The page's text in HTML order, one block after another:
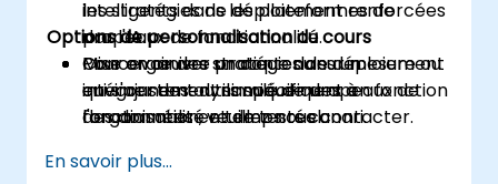
intelligents dans les plateformes de
drapeaux de fonctionnalité.
Concevoir des stratégies de déploiement
qui s'ajustent dynamiquement en fonction
des données en temps réel.
les stratégies de déploiement renforcées
par l'IA.
Mise en œuvre pratique dans un
environnement simulé de drapeaux de
fonctionnalité et de tests canari.
Options de personnalisation du cours
Pour organiser un contenu sur mesure ou
intégrer des outils spécifiques à
l'organisation, veuillez nous contacter.
En savoir plus...